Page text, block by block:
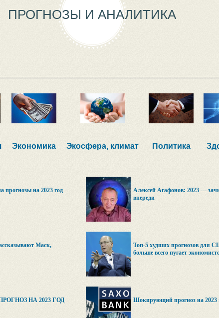
ПРОГНОЗЫ И АНАЛИТИКА
Экономика Экосфера, климат Политика
прогнозы на 2023 год
Алексей Агафонов: 2023 —
впереди
Маск,
Топ-5 худших прогнозов для
больше всего пугает
НА 2023 ГОД Шокирующий прогноз на 2023